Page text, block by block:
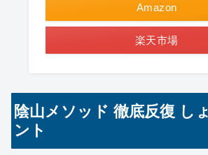
Amazon
楽天市場
陰山メソッド 徹底反復 し
ント